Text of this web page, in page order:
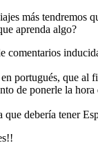
más tendremos
aprenda algo?
comentarios
portugués, que al
de ponerle la
debería tener